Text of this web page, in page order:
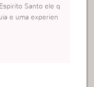
Santo ele q
e uma experien